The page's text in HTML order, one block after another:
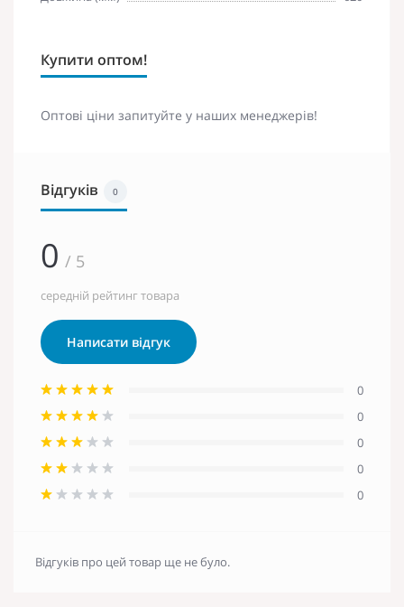
Купити оптом!
Оптові ціни запитуйте у наших менеджерів!
Відгуків 0
0 / 5
середній рейтинг товара
Написати відгук
0
0
0
0
0
Відгуків про цей товар ще не було.